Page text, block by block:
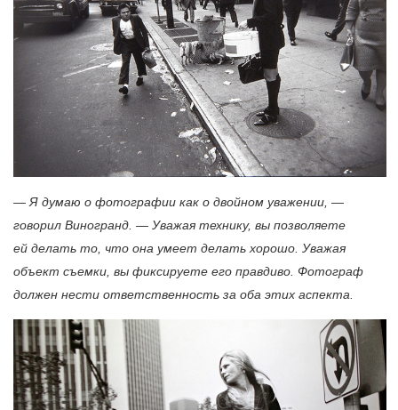
— Я думаю о фотографии как о двойном уважении, —
говорил Виногранд. — Уважая технику, вы позволяете
ей делать то, что она умеет делать хорошо. Уважая
объект съемки, вы фиксируете его правдиво. Фотограф
должен нести ответственность за оба этих аспекта.